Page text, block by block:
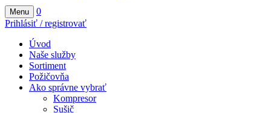
Menu
0
Prihlásiť / registrovať
Úvod
Naše služby
Sortiment
Požičovňa
Ako správne vybrať
Kompresor
Sušič